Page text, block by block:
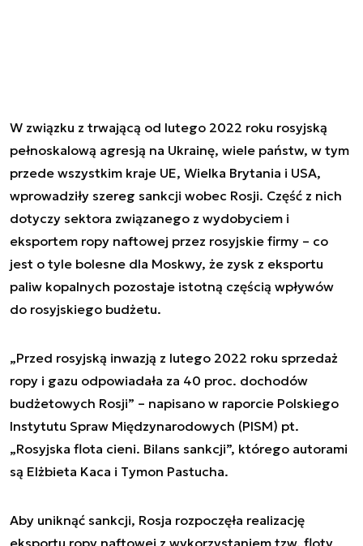
W związku z trwającą od lutego 2022 roku rosyjską
pełnoskalową agresją na Ukrainę, wiele państw, w tym
przede wszystkim kraje UE, Wielka Brytania i USA,
wprowadziły szereg sankcji wobec Rosji. Część z nich
dotyczy sektora związanego z wydobyciem i
eksportem ropy naftowej przez rosyjskie firmy – co
jest o tyle bolesne dla Moskwy, że zysk z eksportu
paliw kopalnych pozostaje istotną częścią wpływów
do rosyjskiego budżetu.
„Przed rosyjską inwazją z lutego 2022 roku sprzedaż
ropy i gazu odpowiadała za 40 proc. dochodów
budżetowych Rosji” – napisano w raporcie Polskiego
Instytutu Spraw Międzynarodowych (PISM) pt.
„Rosyjska flota cieni. Bilans sankcji”, którego autorami
są Elżbieta Kaca i Tymon Pastucha.
Aby uniknąć sankcji, Rosja rozpoczęła realizację
eksportu ropy naftowej z wykorzystaniem tzw. floty